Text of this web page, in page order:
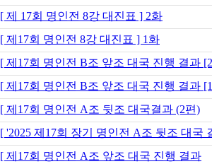
[ 제 17회 명인전 8강 대진표 ] 2화
[ 제17회 명인전 8강 대진표 ] 1화
[ 제17회 명인전 B조 앞조 대국 진행 결과
[ 제17회 명인전 B조 앞조 대국 진행 결과
[ 제17회 명인전 A조 뒷조 대국결과 (2편)
[ '2025 제17회 장기 명인전 A조 뒷조 대국
[ 제17회 명인전 A조 앞조 대국 진행 결과